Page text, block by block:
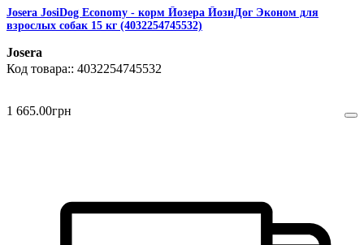
Josera JosiDog Economy - корм Йозера ЙозиДог Эконом для
взрослых собак 15 кг (4032254745532)
Josera
4032254745532
1 665.00грн